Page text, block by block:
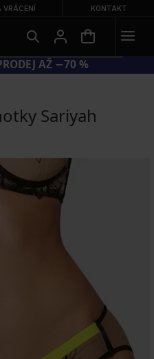
VRÁCENÍ KONTAKT
AŽ −70 %
Sariyah